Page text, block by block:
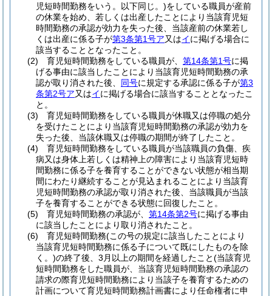
児短時間勤務をいう。以下同じ。)をしている職員が産前
の休業を始め、若しくは出産したことにより当該育児短
時間勤務の承認が効力を失った後、当該産前の休業若し
くは出産に係る子が第3条第1号ア又はイに掲げる場合に
該当することとなったこと。
(2)
育児短時間勤務をしている職員が、 第14条第1号に掲
げる事由に該当したことにより当該育児短時間勤務の承
認が取り消された後、 同号に規定する承認に係る子が第3
条第2号ア又はイに掲げる場合に該当することとなったこ
と。
(3)
育児短時間勤務をしている職員が休職又は停職の処分
を受けたことにより当該育児短時間勤務の承認が効力を
失った後、当該休職又は停職の期間が終了したこと。
(4)
育児短時間勤務をしている職員が当該職員の負傷、疾
病又は身体上若しくは精神上の障害により当該育児短時
間勤務に係る子を養育することができない状態が相当期
間にわたり継続することが見込まれることにより当該育
児短時間勤務の承認が取り消された後、当該職員が当該
子を養育することができる状態に回復したこと。
(5)
育児短時間勤務の承認が、 第14条第2号に掲げる事由
に該当したことにより取り消されたこと。
(6)
育児短時間勤務(この号の規定に該当したことにより
当該育児短時間勤務に係る子について既にしたものを除
く。)の終了後、3月以上の期間を経過したこと(当該育児
短時間勤務をした職員が、当該育児短時間勤務の承認の
請求の際育児短時間勤務により当該子を養育するための
計画について育児短時間勤務計画書により任命権者に申